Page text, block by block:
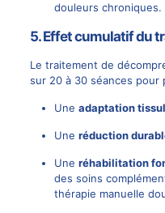
douleurs chroniques.
5.Effet cumulatif du
Le traitement de
sur 20 à 30 séances pour
Une adaptation
Une réduction
Une réhabilitation
des soins
thérapie manuelle